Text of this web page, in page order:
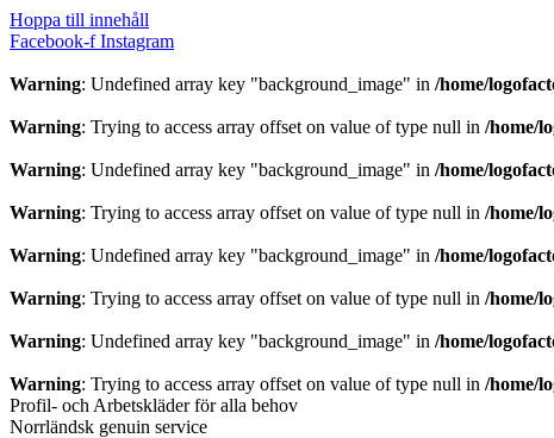
Hoppa till innehåll
Facebook-f Instagram
Warning: Undefined array key "background_image" in /home/
Warning: Trying to access array offset on value of type null in /home/
Warning: Undefined array key "background_image" in /home/
Warning: Trying to access array offset on value of type null in /home/
Warning: Undefined array key "background_image" in /home/
Warning: Trying to access array offset on value of type null in /home/
Warning: Undefined array key "background_image" in /home/
Warning: Trying to access array offset on value of type null in /home/
Profil- och Arbetskläder för alla behov
Norrländsk genuin service